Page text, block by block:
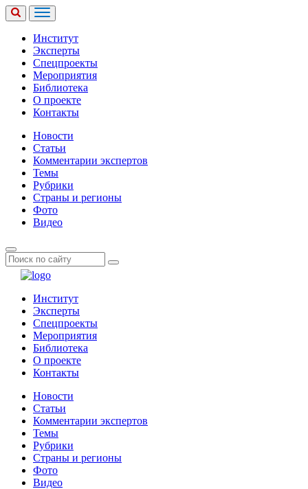
Институт
Эксперты
Спецпроекты
Мероприятия
Библиотека
О проекте
Контакты
Новости
Статьи
Комментарии экспертов
Темы
Рубрики
Страны и регионы
Фото
Видео
Институт
Эксперты
Спецпроекты
Мероприятия
Библиотека
О проекте
Контакты
Новости
Статьи
Комментарии экспертов
Темы
Рубрики
Страны и регионы
Фото
Видео